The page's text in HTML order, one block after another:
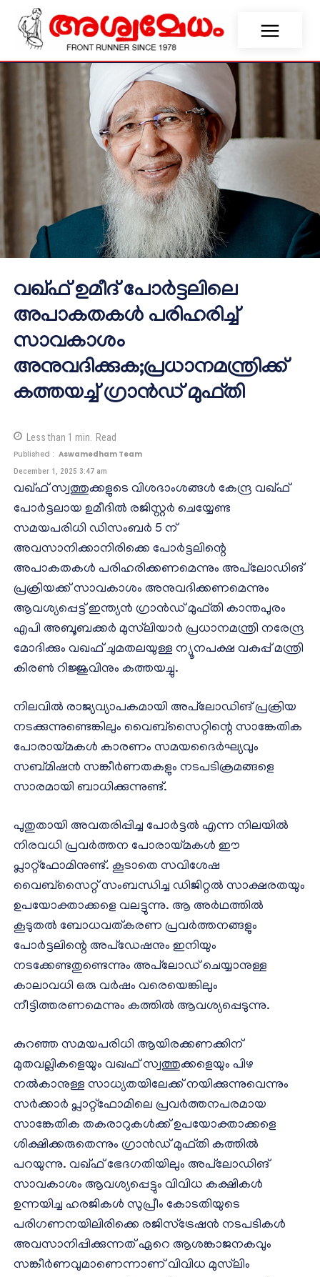
വഖ്ഫ് ഉമീദ് പോർട്ടലിലെ
അപാകതകൾ പരിഹരിച്ച്
സാവകാശം
അനുവദിക്കുക;പ്രധാനമന്ത്രിക്ക്
കത്തയച്ച് ഗ്രാൻഡ് മുഫ്തി
Less than 1 min. Read
Published : Aswamedham Team
December 1, 2025 3:47 am
വഖ്ഫ് സ്വത്തുക്കളുടെ വിശദാംശങ്ങൾ കേന്ദ്ര വഖ്ഫ്
പോർട്ടലായ ഉമീദിൽ രജിസ്റ്റർ ചെയ്യേണ്ട
സമയപരിധി ഡിസംബർ 5 ന്
അവസാനിക്കാനിരിക്കെ പോർട്ടലിന്റെ
അപാകതകൾ പരിഹരിക്കണമെന്നും അപ്‌ലോഡിങ്
പ്രക്രിയക്ക് സാവകാശം അനുവദിക്കണമെന്നും
ആവശ്യപ്പെട്ട് ഇന്ത്യൻ ഗ്രാൻഡ് മുഫ്തി കാന്തപുരം
എപി അബൂബക്കർ മുസ്‌ലിയാർ പ്രധാനമന്ത്രി നരേന്ദ്ര
മോദിക്കും വഖഫ് ചുമതലയുള്ള ന്യൂനപക്ഷ വകുപ്പ് മന്ത്രി
കിരൺ റിജ്ജുവിനും കത്തയച്ചു.
നിലവിൽ രാജ്യവ്യാപകമായി അപ്‌ലോഡിങ് പ്രക്രിയ
നടക്കുന്നുണ്ടെങ്കിലും വൈബ്‌സൈറ്റിന്റെ സാങ്കേതിക
പോരായ്മകൾ കാരണം സമയദൈർഘ്യവും
സബ്മിഷൻ സങ്കീർണതകളും നടപടിക്രമങ്ങളെ
സാരമായി ബാധിക്കുന്നുണ്ട്.
പുതുതായി അവതരിപ്പിച്ച പോർട്ടൽ എന്ന നിലയിൽ
നിരവധി പ്രവർത്തന പോരായ്മകൾ ഈ
പ്ലാറ്റ്‌ഫോമിനുണ്ട്. കൂടാതെ സവിശേഷ
വൈബ്‌സൈറ്റ് സംബന്ധിച്ച ഡിജിറ്റൽ സാക്ഷരതയും
ഉപയോക്താക്കളെ വലട്ടുന്നു. ആ അർഥത്തിൽ
കൂടുതൽ ബോധവത്കരണ പ്രവർത്തനങ്ങളും
പോർട്ടലിന്റെ അപ്‌ഡേഷനും ഇനിയും
നടക്കേണ്ടതുണ്ടെന്നും അപ്‌ലോഡ് ചെയ്യാനുള്ള
കാലാവധി ഒരു വർഷം വരെയെങ്കിലും
നീട്ടിത്തരണമെന്നും കത്തിൽ ആവശ്യപ്പെടുന്നു.
കുറഞ്ഞ സമയപരിധി ആയിരക്കണക്കിന്
മുതവല്ലികളെയും വഖഫ് സ്വത്തുക്കളെയും പിഴ
നൽകാനുള്ള സാധ്യതയിലേക്ക് നയിക്കുന്നുവെന്നും
സർക്കാർ പ്ലാറ്റ്‌ഫോമിലെ പ്രവർത്തനപരമായ
സാങ്കേതിക തകരാറുകൾക്ക് ഉപയോക്താക്കളെ
ശിക്ഷിക്കരുതെന്നും ഗ്രാൻഡ് മുഫ്തി കത്തിൽ
പറയുന്നു. വഖ്ഫ് ഭേദഗതിയിലും അപ്‌ലോഡിങ്
സാവകാശം ആവശ്യപ്പെട്ടും വിവിധ കക്ഷികൾ
ഉന്നയിച്ച ഹരജികൾ സുപ്രീം കോടതിയുടെ
പരിഗണനയിലിരിക്കെ രജിസ്‌ട്രേഷൻ നടപടികൾ
അവസാനിപ്പിക്കുന്നത് ഏറെ ആശങ്കാജനകവും
സങ്കീർണവുമാണെന്നാണ് വിവിധ മുസ്‌ലിം